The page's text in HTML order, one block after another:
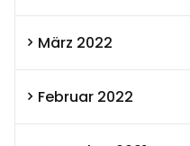
März 2022
Februar 2022